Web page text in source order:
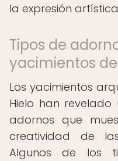
la expresión
Tipos de
yacimientos
Los yacimientos
Hielo han
adornos que
creatividad de
Algunos de los